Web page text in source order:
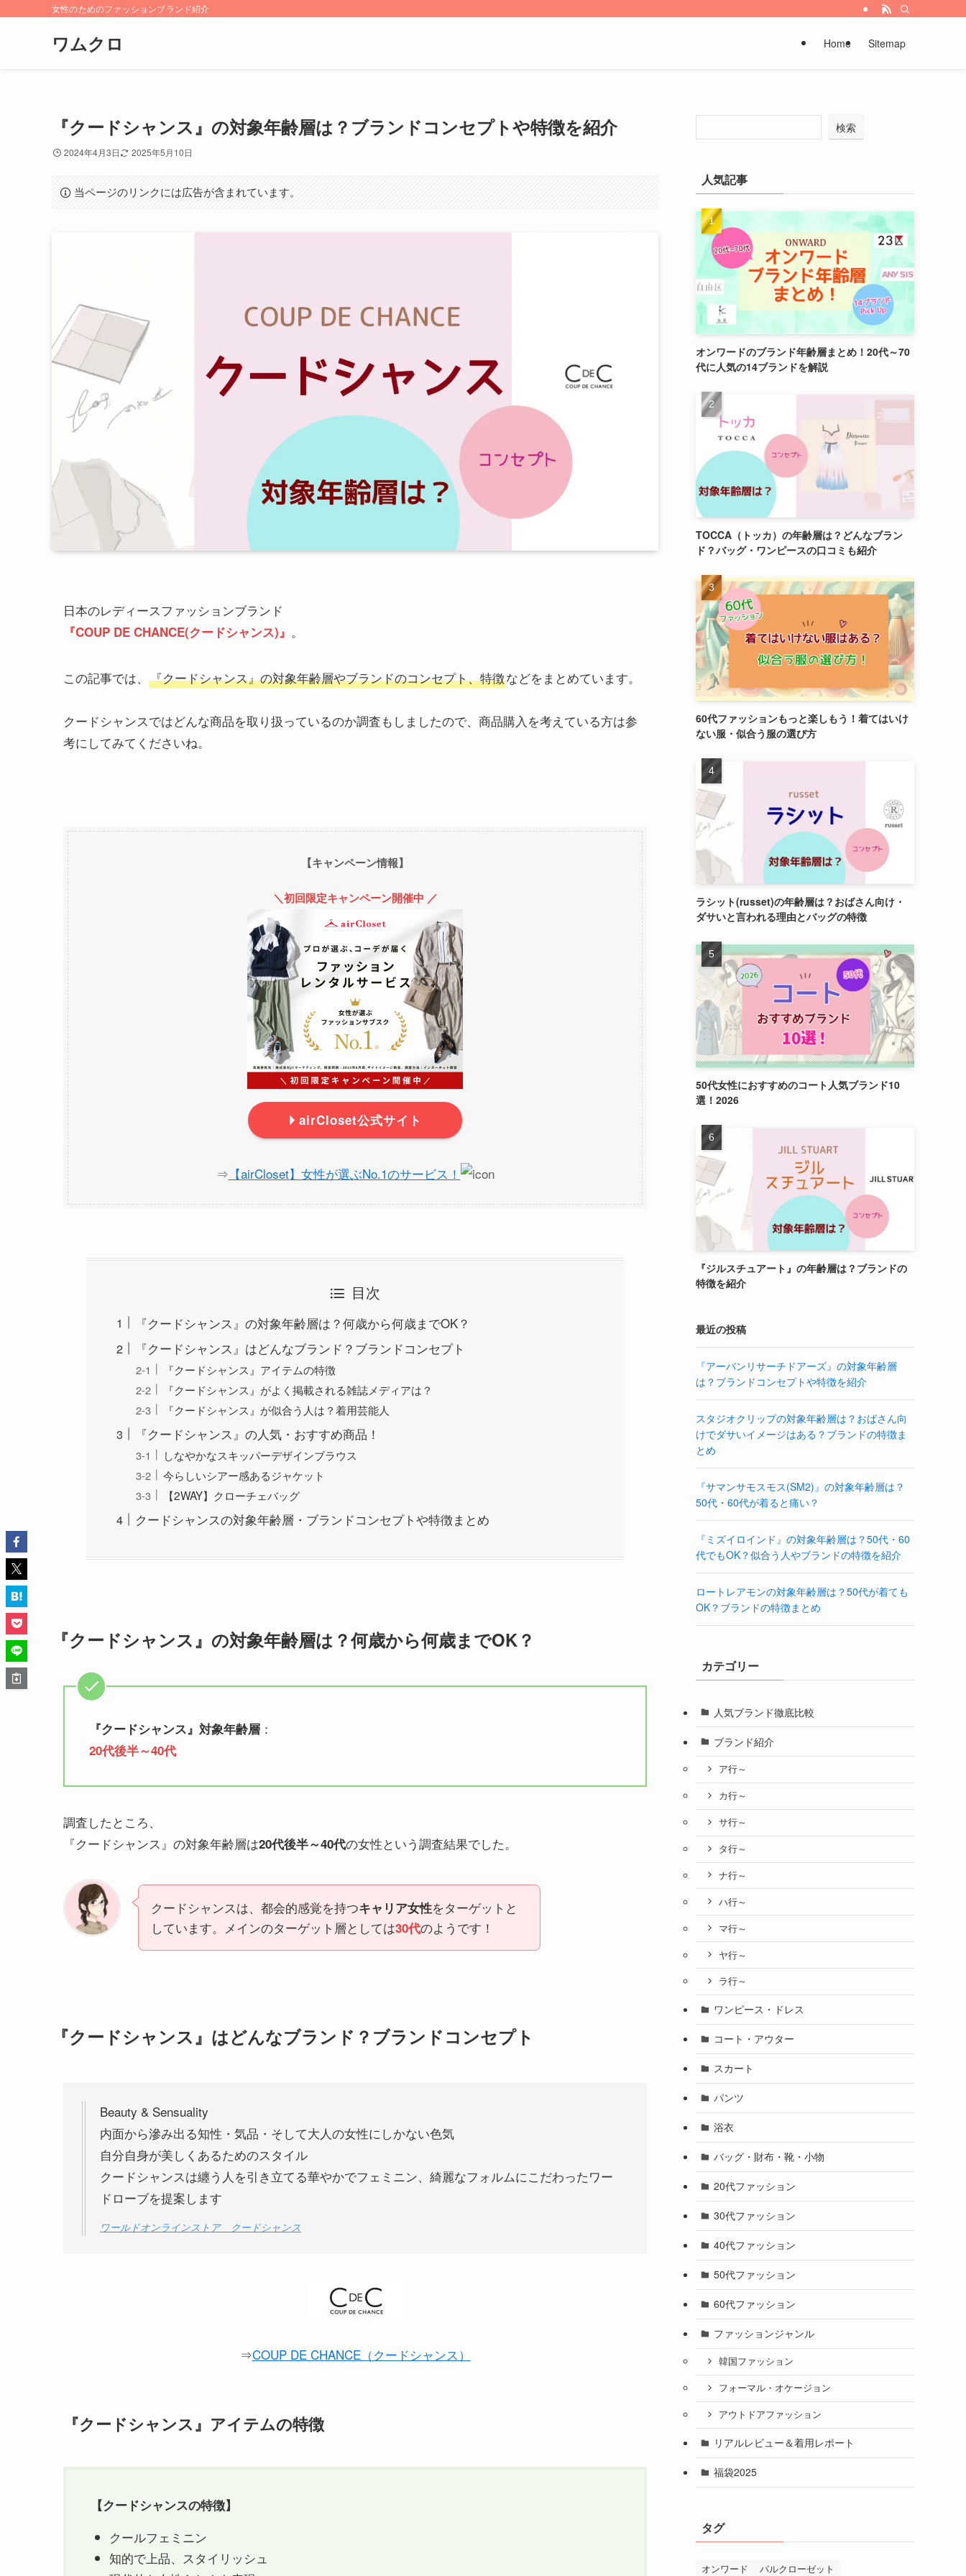
女性のためのファッションブランド紹介
ワムクロ Home Sitemap
『クードシャンス』の対象年齢層は？ブランドコンセプトや特徴を紹介
2024年4月3日 2025年5月10日
当ページのリンクには広告が含まれています。
日本のレディースファッションブランド
『COUP DE CHANCE(クードシャンス)』 。
この記事では、 『クードシャンス』の対象年齢層やブランドのコンセプト、特徴などをまとめています。
クードシャンスではどんな商品を取り扱っているのか調査もしましたので、商品購入を考えている方は参
考にしてみてくださいね。
【キャンペーン情報】
＼初回限定キャンペーン開催中 ／
airCloset公式サイト
⇒ 【airCloset】女性が選ぶNo.1のサービス！
目次
『クードシャンス』の対象年齢層は？何歳から何歳までOK？
『クードシャンス』はどんなブランド？ブランドコンセプト
『クードシャンス』アイテムの特徴
『クードシャンス』がよく掲載される雑誌メディアは？
『クードシャンス』が似合う人は？着用芸能人
『クードシャンス』の人気・おすすめ商品！
しなやかなスキッパーデザインブラウス
今らしいシアー感あるジャケット
【2WAY】クローチェバッグ
クードシャンスの対象年齢層・ブランドコンセプトや特徴まとめ
『クードシャンス』の対象年齢層は？何歳から何歳までOK？
『クードシャンス 』対象年齢層 ：
20代後半～40代
調査したところ、
『クードシャンス』の対象年齢層は20代後半～40代の女性という調査結果でした。
クードシャンスは、都会的感覚を持つキャリア女性をターゲットと
しています。メインのターゲット層としては30代のようです！
『クードシャンス』はどんなブランド？ブランドコンセプト
Beauty & Sensuality
内面から滲み出る知性・気品・そして大人の女性にしかない色気
自分自身が美しくあるためのスタイル
クードシャンスは纏う人を引き立てる華やかでフェミニン、綺麗なフォルムにこだわったワー
ドローブを提案します
ワールドオンラインストア クードシャンス
⇒COUP DE CHANCE（クードシャンス）
『クードシャンス』アイテムの特徴
【クードシャンスの特徴】
クールフェミニン
知的で上品、スタイリッシュ
検索
人気記事
オンワードのブランド年齢層まとめ！20代～70
代に人気の14ブランドを解説
TOCCA（トッカ）の年齢層は？どんなブラン
ド？バッグ・ワンピースの口コミも紹介
60代ファッションもっと楽しもう！着てはいけ
ない服・似合う服の選び方
ラシット(russet)の年齢層は？おばさん向け・
ダサいと言われる理由とバッグの特徴
50代女性におすすめのコート人気ブランド10
選！2026
『ジルスチュアート』の年齢層は？ブランドの
特徴を紹介
最近の投稿
『アーバンリサーチドアーズ』の対象年齢層
は？ブランドコンセプトや特徴を紹介
スタジオクリップの対象年齢層は？おばさん向
けでダサいイメージはある？ブランドの特徴ま
とめ
『サマンサモスモス(SM2)』の対象年齢層は？
50代・60代が着ると痛い？
『ミズイロインド』の対象年齢層は？50代・60
代でもOK？似合う人やブランドの特徴を紹介
ロートレアモンの対象年齢層は？50代が着ても
OK？ブランドの特徴まとめ
カテゴリー
人気ブランド徹底比較
ブランド紹介
ア行～
カ行～
サ行～
タ行～
ナ行～
ハ行～
マ行～
ヤ行～
ラ行～
ワンピース・ドレス
コート・アウター
スカート
パンツ
浴衣
バッグ・財布・靴・小物
20代ファッション
30代ファッション
40代ファッション
50代ファッション
60代ファッション
ファッションジャンル
韓国ファッション
フォーマル・オケージョン
アウトドアファッション
リアルレビュー＆着用レポート
福袋2025
タグ
オンワード パルクローゼット